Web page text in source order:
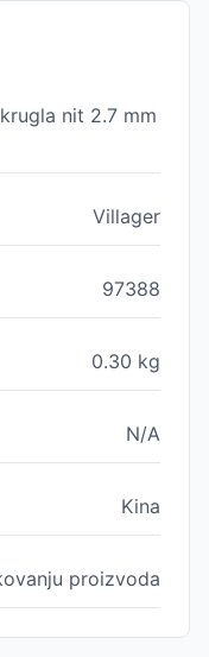
nit 2.7 mm
Villager
97388
0.30 kg
N/A
Kina
proizvoda